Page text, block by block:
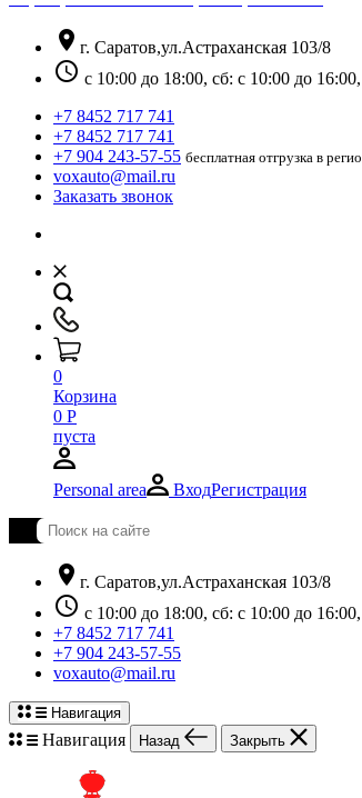
location_on г. Саратов,ул.Астраханская 103/8
schedule с 10:00 до 18:00, сб: с 10:00 до
+7 8452 717 741
+7 8452 717 741
+7 904 243-57-55 бесплатная отгрузка в
voxauto@mail.ru
Заказать звонок
0
Корзина
0 Р
пуста
Personal area ВходРегистрация
location_on г. Саратов,ул.Астраханская 103/8
schedule с 10:00 до 18:00, сб: с 10:00 до
+7 8452 717 741
+7 904 243-57-55
voxauto@mail.ru
Навигация
Навигация Назад Закрыть